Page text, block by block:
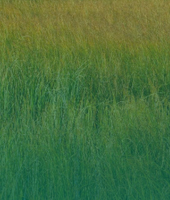
inkluderende organisasjon
Information in English